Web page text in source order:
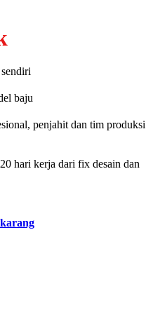
baju
penjahit dan tim produksi
hari kerja dari fix desain dan